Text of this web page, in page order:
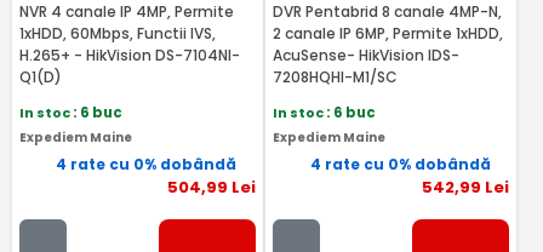
NVR 4 canale IP 4MP, Permite
1xHDD, 60Mbps, Functii IVS,
H.265+ - HikVision DS-7104NI-
Q1(D)
In stoc: 6 buc
Expediem Maine
4 rate cu 0% dobândă
504,99 Lei
DVR Pentabrid 8 canale 4MP-N,
2 canale IP 6MP, Permite 1xHDD,
AcuSense- HikVision IDS-
7208HQHI-M1/SC
In stoc: 6 buc
Expediem Maine
4 rate cu 0% dobândă
542,99 Lei